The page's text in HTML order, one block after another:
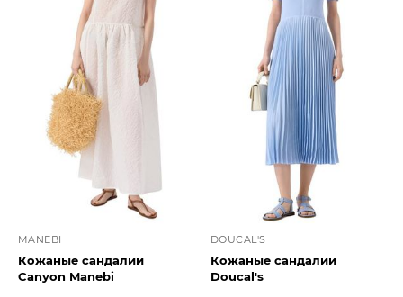
MANEBI
Кожаные сандалии
Canyon Manebi
DOUCAL'S
Кожаные сандалии
Doucal's